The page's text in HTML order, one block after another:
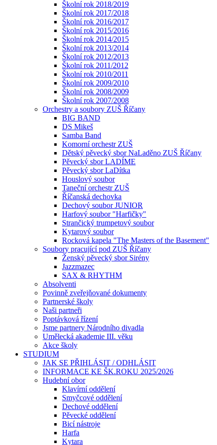
Školní rok 2018/2019
Školní rok 2017/2018
Školní rok 2016/2017
Školní rok 2015/2016
Školní rok 2014/2015
Školní rok 2013/2014
Školní rok 2012/2013
Školní rok 2011/2012
Školní rok 2010/2011
Školní rok 2009/2010
Školní rok 2008/2009
Školní rok 2007/2008
Orchestry a soubory ZUŠ Říčany
BIG BAND
DS Mikeš
Samba Band
Komorní orchestr ZUŠ
Dětský pěvecký sbor NaLaděno ZUŠ Říčany
Pěvecký sbor LADÍME
Pěvecký sbor LaDítka
Houslový soubor
Taneční orchestr ZUŠ
Říčanská dechovka
Dechový soubor JUNIOR
Harfový soubor "Harfičky"
Strančický trumpetový soubor
Kytarový soubor
Rocková kapela "The Masters of the Basement"
Soubory pracující pod ZUŠ Říčany
Ženský pěvecký sbor Sirény
Jazzmazec
SAX & RHYTHM
Absolventi
Povinně zveřejňované dokumenty
Partnerské školy
Naši partneři
Poptávková řízení
Jsme partnery Národního divadla
Umělecká akademie III. věku
Akce školy
STUDIUM
JAK SE PŘIHLÁSIT / ODHLÁSIT
INFORMACE KE ŠK.ROKU 2025/2026
Hudební obor
Klavírní oddělení
Smyčcové oddělení
Dechové oddělení
Pěvecké oddělení
Bicí nástroje
Harfa
Kytara